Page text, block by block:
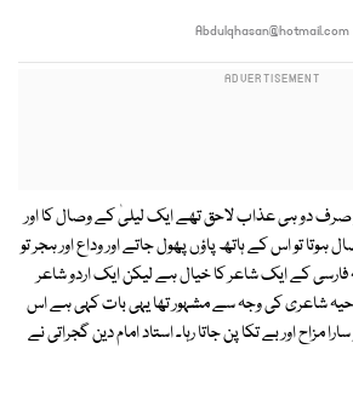
Abdulqhasan@hotmail.com
دو ہی عذاب لاحق تھے ایک لیلیٰ کے وصال کا اور
تو اس کے ہاتھ پاؤں پھول جاتے اور وداع اور ہجر تو
فارسی کے ایک شاعر کا خیال ہے لیکن ایک اردو شاعر
شاعری کی وجہ سے مشہور تھا یہی بات کہی ہے اس
مزاح اور بے تکا پن جاتا رہا۔ استاد امام دین گجراتی نے